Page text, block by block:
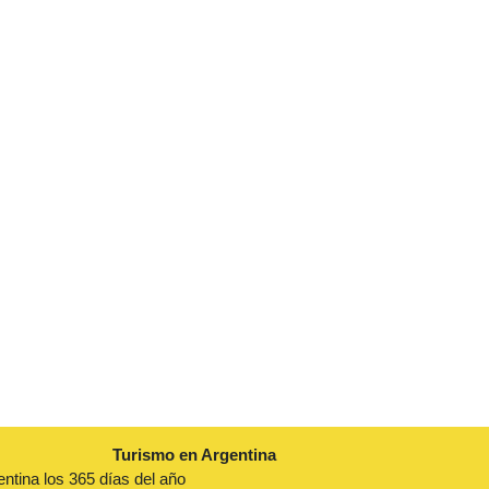
Turismo en Argentina
los 365 días del año